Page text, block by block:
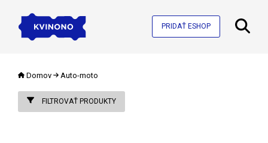
PRIDAŤ ESHOP
Domov Auto-moto
FILTROVAŤ PRODUKTY